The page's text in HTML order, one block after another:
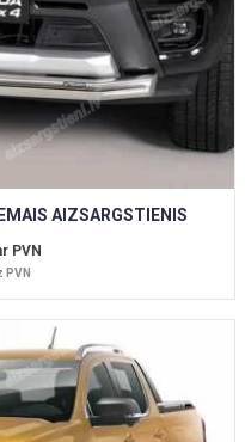
AIZSARGSTIENIS
PVN
PVN